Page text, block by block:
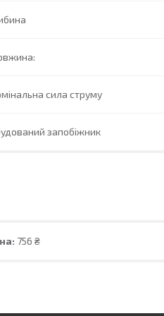
сила струму
запобіжник
756 ₴